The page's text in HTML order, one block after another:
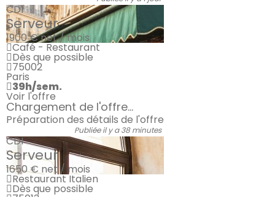
CDI
Serveur
1900 €net / mois
Café - Restaurant
Dès que possible
75002
Paris
39h/sem.
Voir l'offre
Chargement de l'offre...
Préparation des détails de l'offre
Publiée il y a 38 minutes
CDI
Serveur
1650 € net / mois
Restaurant Italien
Dès que possible